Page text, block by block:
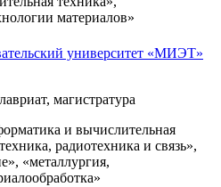
материалов»
университет «МИЭТ»
магистратура
и вычислительная
радиотехника и связь»,
«металлургия,